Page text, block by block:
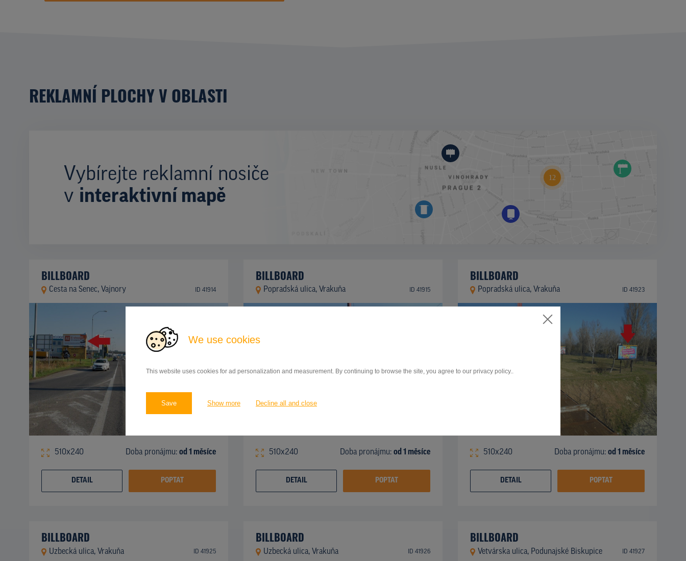
We use cookies
This website uses cookies for ad personalization and measurement. By continuing to browse the site, you agree to our privacy policy..
Save Show more Decline all and close
REKLAMNÍ PLOCHY V OBLASTI
Vybírejte reklamní nosiče
v interaktivní mapě
BILLBOARD
Cesta na Senec, Vajnory ID 41914
510x240 Doba pronájmu: od 1 měsíce
DETAIL POPTAT
BILLBOARD
Popradská ulica, Vrakuňa ID 41915
510x240 Doba pronájmu: od 1 měsíce
DETAIL POPTAT
BILLBOARD
Popradská ulica, Vrakuňa ID 41923
510x240 Doba pronájmu: od 1 měsíce
DETAIL POPTAT
BILLBOARD
Uzbecká ulica, Vrakuňa ID 41925
BILLBOARD
Uzbecká ulica, Vrakuňa ID 41926
BILLBOARD
Vetvárska ulica, Podunajské Biskupice ID 41927